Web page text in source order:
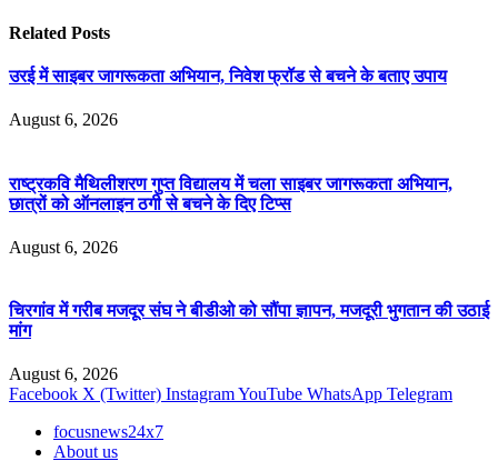
Related Posts
उरई में साइबर जागरूकता अभियान, निवेश फ्रॉड से बचने के बताए उपाय
August 6, 2026
राष्ट्रकवि मैथिलीशरण गुप्त विद्यालय में चला साइबर जागरूकता अभियान,
छात्रों को ऑनलाइन ठगी से बचने के दिए टिप्स
August 6, 2026
चिरगांव में गरीब मजदूर संघ ने बीडीओ को सौंपा ज्ञापन, मजदूरी भुगतान की उठाई
मांग
August 6, 2026
Facebook X (Twitter) InstagramYouTube WhatsApp Telegram
focusnews24x7
About us